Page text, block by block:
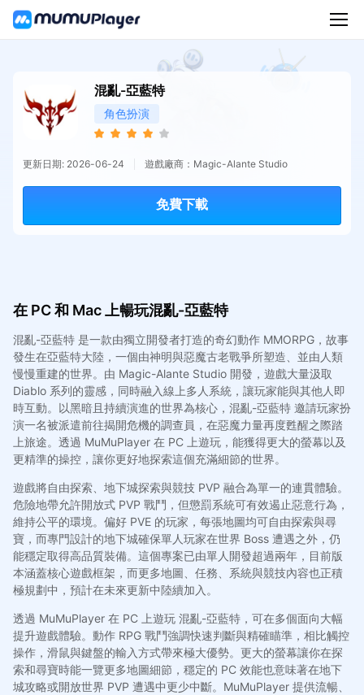
混亂-亞藍特
角色扮演
更新日期: 2026-06-24 遊戲廠商：Magic-Alante Studio
免費下載
在 PC 和 Mac 上暢玩混亂-亞藍特
混亂-亞藍特 是一款由獨立開發者打造的奇幻動作 MMORPG，故事
發生在亞藍特大陸，一個由神明與惡魔古老戰爭所塑造、並由人類
慢慢重建的世界。由 Magic-Alante Studio 開發，遊戲大量汲取
Diablo 系列的靈感，同時融入線上多人系統，讓玩家能與其他人即
時互動。以黑暗且持續演進的世界為核心，混亂-亞藍特 邀請玩家扮
演一名被派遣前往揭開危機的調查員，在惡魔力量再度甦醒之際踏
上旅途。透過 MuMuPlayer 在 PC 上遊玩，能獲得更大的螢幕以及
更精準的操控，讓你更好地探索這個充滿細節的世界。
遊戲將自由探索、地下城探索與競技 PVP 融合為單一的連貫體驗。
危險地帶允許開放式 PVP 戰鬥，但懲罰系統可有效遏止惡意行為，
維持公平的環境。偏好 PVE 的玩家，每張地圖均可自由探索與尋
寶，而專門設計的地下城確保單人玩家在世界 Boss 遭遇之外，仍
能穩定取得高品質裝備。這個專案已由單人開發超過兩年，目前版
本涵蓋核心遊戲框架，而更多地圖、任務、系統與競技內容也正積
極規劃中，預計在未來更新中陸續加入。
透過 MuMuPlayer 在 PC 上遊玩 混亂-亞藍特，可在多個面向大幅
提升遊戲體驗。動作 RPG 戰鬥強調快速判斷與精確瞄準，相比觸控
操作，滑鼠與鍵盤的輸入方式帶來極大優勢。更大的螢幕讓你在探
索和尋寶時能一覽更多地圖細節，穩定的 PC 效能也意味著在地下
城攻略或開放世界 PVP 遭遇中更少中斷。MuMuPlayer 提供流暢、